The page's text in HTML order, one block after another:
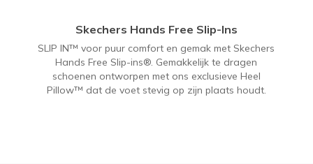
Skechers Hands Free Slip-Ins
SLIP IN™ voor puur comfort en gemak met Skechers
Hands Free Slip-ins®. Gemakkelijk te dragen
schoenen ontworpen met ons exclusieve Heel
Pillow™ dat de voet stevig op zijn plaats houdt.